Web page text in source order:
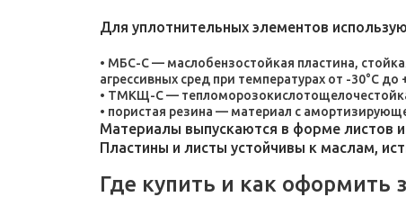
Для уплотнительных элементов
МБС-С — маслобензостойкая пластина,
агрессивных сред при температурах от -30°C до
ТМКЩ-С —
пористая резина — материал с
Материалы выпускаются в форме листов
Пластины и листы устойчивы к маслам,
Где купить и как оформить